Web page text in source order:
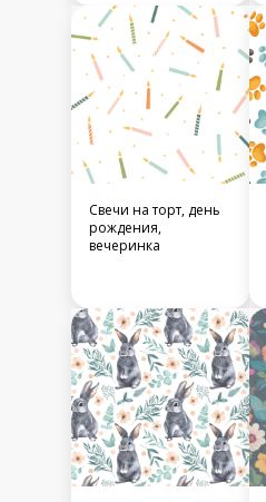
Свечи на торт, день
рождения,
вечеринка